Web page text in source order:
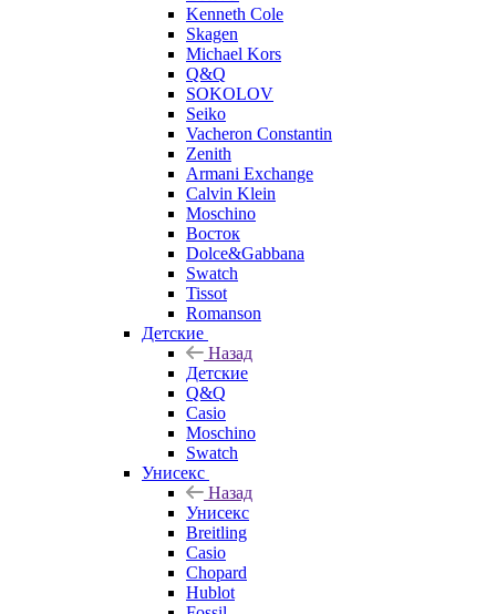
Kenneth Cole
Skagen
Michael Kors
Q&Q
SOKOLOV
Seiko
Vacheron Constantin
Zenith
Armani Exchange
Calvin Klein
Moschino
Восток
Dolce&Gabbana
Swatch
Tissot
Romanson
Детские
Назад
Детские
Q&Q
Casio
Moschino
Swatch
Унисекс
Назад
Унисекс
Breitling
Casio
Chopard
Hublot